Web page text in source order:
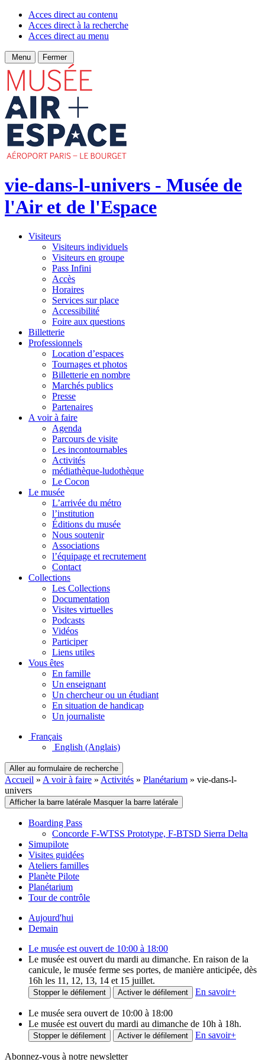
Acces direct au contenu
Acces direct à la recherche
Acces direct au menu
Menu Fermer
vie-dans-l-univers - Musée de
l'Air et de l'Espace
Visiteurs
Visiteurs individuels
Visiteurs en groupe
Pass Infini
Accès
Horaires
Services sur place
Accessibilité
Foire aux questions
Billetterie
Professionnels
Location d’espaces
Tournages et photos
Billetterie en nombre
Marchés publics
Presse
Partenaires
A voir à faire
Agenda
Parcours de visite
Les incontournables
Activités
médiathèque-ludothèque
Le Cocon
Le musée
L’arrivée du métro
l’institution
Éditions du musée
Nous soutenir
Associations
l’équipage et recrutement
Contact
Collections
Les Collections
Documentation
Visites virtuelles
Podcasts
Vidéos
Participer
Liens utiles
Vous êtes
En famille
Un enseignant
Un chercheur ou un étudiant
En situation de handicap
Un journaliste
Français
English (Anglais)
Aller au formulaire de recherche
Accueil » A voir à faire » Activités » Planétarium » vie-dans-l-
univers
Afficher la barre latérale Masquer la barre latérale
Boarding Pass
Concorde F-WTSS Prototype, F-BTSD Sierra Delta
Simupilote
Visites guidées
Ateliers familles
Planète Pilote
Planétarium
Tour de contrôle
Aujourd'hui
Demain
Le musée est ouvert de 10:00 à 18:00
Le musée est ouvert du mardi au dimanche. En raison de la
canicule, le musée ferme ses portes, de manière anticipée, dès
16h les 11, 12, 13, 14 et 15 juillet.
Stopper le défilement Activer le défilement En savoir+
Le musée sera ouvert de 10:00 à 18:00
Le musée est ouvert du mardi au dimanche de 10h à 18h.
Stopper le défilement Activer le défilement En savoir+
Abonnez-vous à notre newsletter